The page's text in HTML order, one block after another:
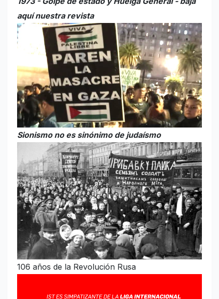
aquí nuestra revista
Sionismo no es sinónimo de judaísmo
106 años de la Revolución Rusa